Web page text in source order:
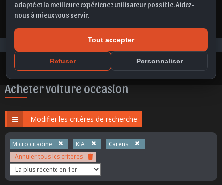
adapté et la meilleure expérience utilisateur possible. Aidez-
nous à mieux vous servir.
Tout accepter
Refuser Personnaliser
Voiture Occasion Maroc Acheter Kia Carens occasion au Maroc
Acheter voiture occasion
Modifier les critères de recherche
Micro citadine KIA
Carens
Annuler tous les critères